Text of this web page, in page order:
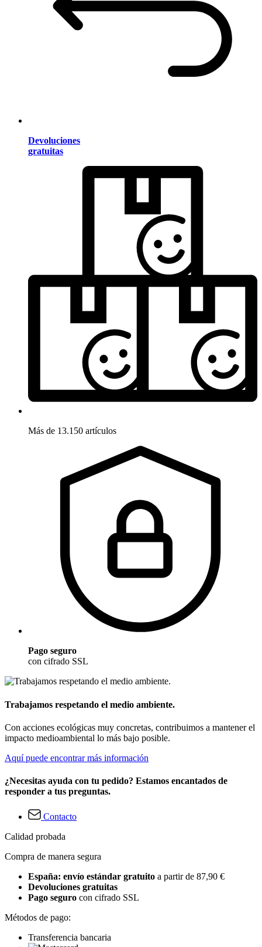
Devoluciones
gratuitas
Más de 13.150 artículos
Pago seguro
con cifrado SSL
Trabajamos respetando el medio ambiente.
Con acciones ecológicas muy concretas, contribuimos a mantener el
impacto medioambiental lo más bajo posible.
Aquí puede encontrar más información
¿Necesitas ayuda con tu pedido? Estamos encantados de
responder a tus preguntas.
Contacto
Calidad probada
Compra de manera segura
España: envío estándar gratuito a partir de 87,90 €
Devoluciones gratuitas
Pago seguro con cifrado SSL
Métodos de pago:
Transferencia bancaria